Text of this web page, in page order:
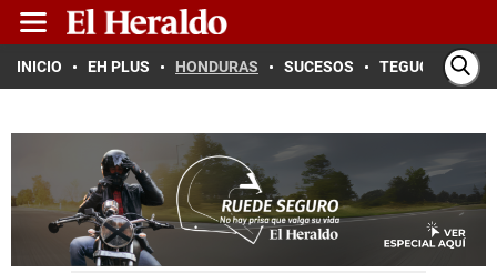
INICIO EH PLUS HONDURAS SUCESOS TEGUCIGALPA